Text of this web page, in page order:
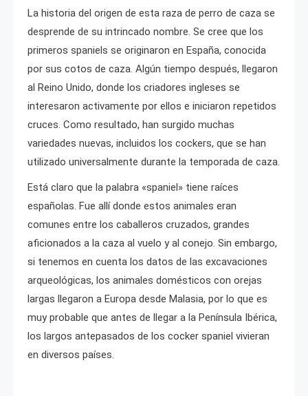
La historia del origen de esta raza de perro de caza se
desprende de su intrincado nombre. Se cree que los
primeros spaniels se originaron en España, conocida
por sus cotos de caza. Algún tiempo después, llegaron
al Reino Unido, donde los criadores ingleses se
interesaron activamente por ellos e iniciaron repetidos
cruces. Como resultado, han surgido muchas
variedades nuevas, incluidos los cockers, que se han
utilizado universalmente durante la temporada de caza.
Está claro que la palabra «spaniel» tiene raíces
españolas. Fue allí donde estos animales eran
comunes entre los caballeros cruzados, grandes
aficionados a la caza al vuelo y al conejo. Sin embargo,
si tenemos en cuenta los datos de las excavaciones
arqueológicas, los animales domésticos con orejas
largas llegaron a Europa desde Malasia, por lo que es
muy probable que antes de llegar a la Península Ibérica,
los largos antepasados de los cocker spaniel vivieran
en diversos países.